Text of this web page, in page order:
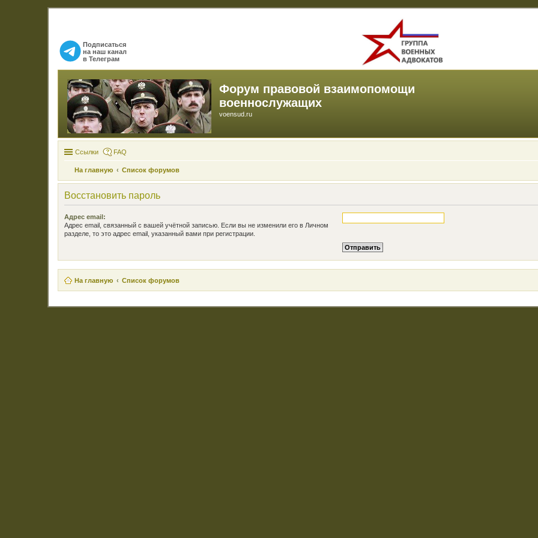
Подписаться
на наш канал
в Телеграм
Форум правовой взаимопомощи
военнослужащих
voensud.ru
Ссылки FAQ
На главную Список форумов
Восстановить пароль
Адрес email:
Адрес email, связанный с вашей учётной записью. Если вы не изменили его в Личном
разделе, то это адрес email, указанный вами при регистрации.
На главную Список форумов